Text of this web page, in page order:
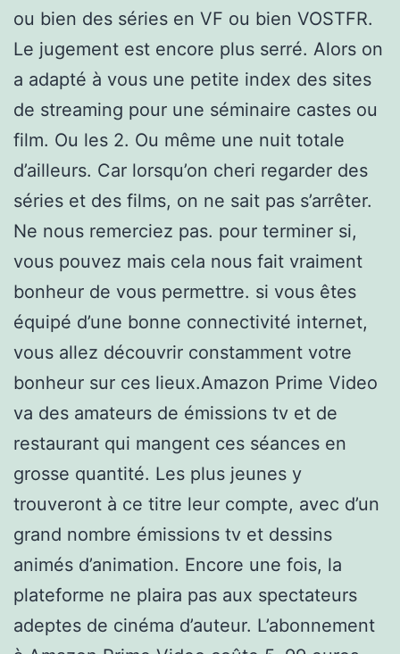
ou bien des séries en VF ou bien VOSTFR.
Le jugement est encore plus serré. Alors on
a adapté à vous une petite index des sites
de streaming pour une séminaire castes ou
film. Ou les 2. Ou même une nuit totale
d’ailleurs. Car lorsqu’on cheri regarder des
séries et des films, on ne sait pas s’arrêter.
Ne nous remerciez pas. pour terminer si,
vous pouvez mais cela nous fait vraiment
bonheur de vous permettre. si vous êtes
équipé d’une bonne connectivité internet,
vous allez découvrir constamment votre
bonheur sur ces lieux.Amazon Prime Video
va des amateurs de émissions tv et de
restaurant qui mangent ces séances en
grosse quantité. Les plus jeunes y
trouveront à ce titre leur compte, avec d’un
grand nombre émissions tv et dessins
animés d’animation. Encore une fois, la
plateforme ne plaira pas aux spectateurs
adeptes de cinéma d’auteur. L’abonnement